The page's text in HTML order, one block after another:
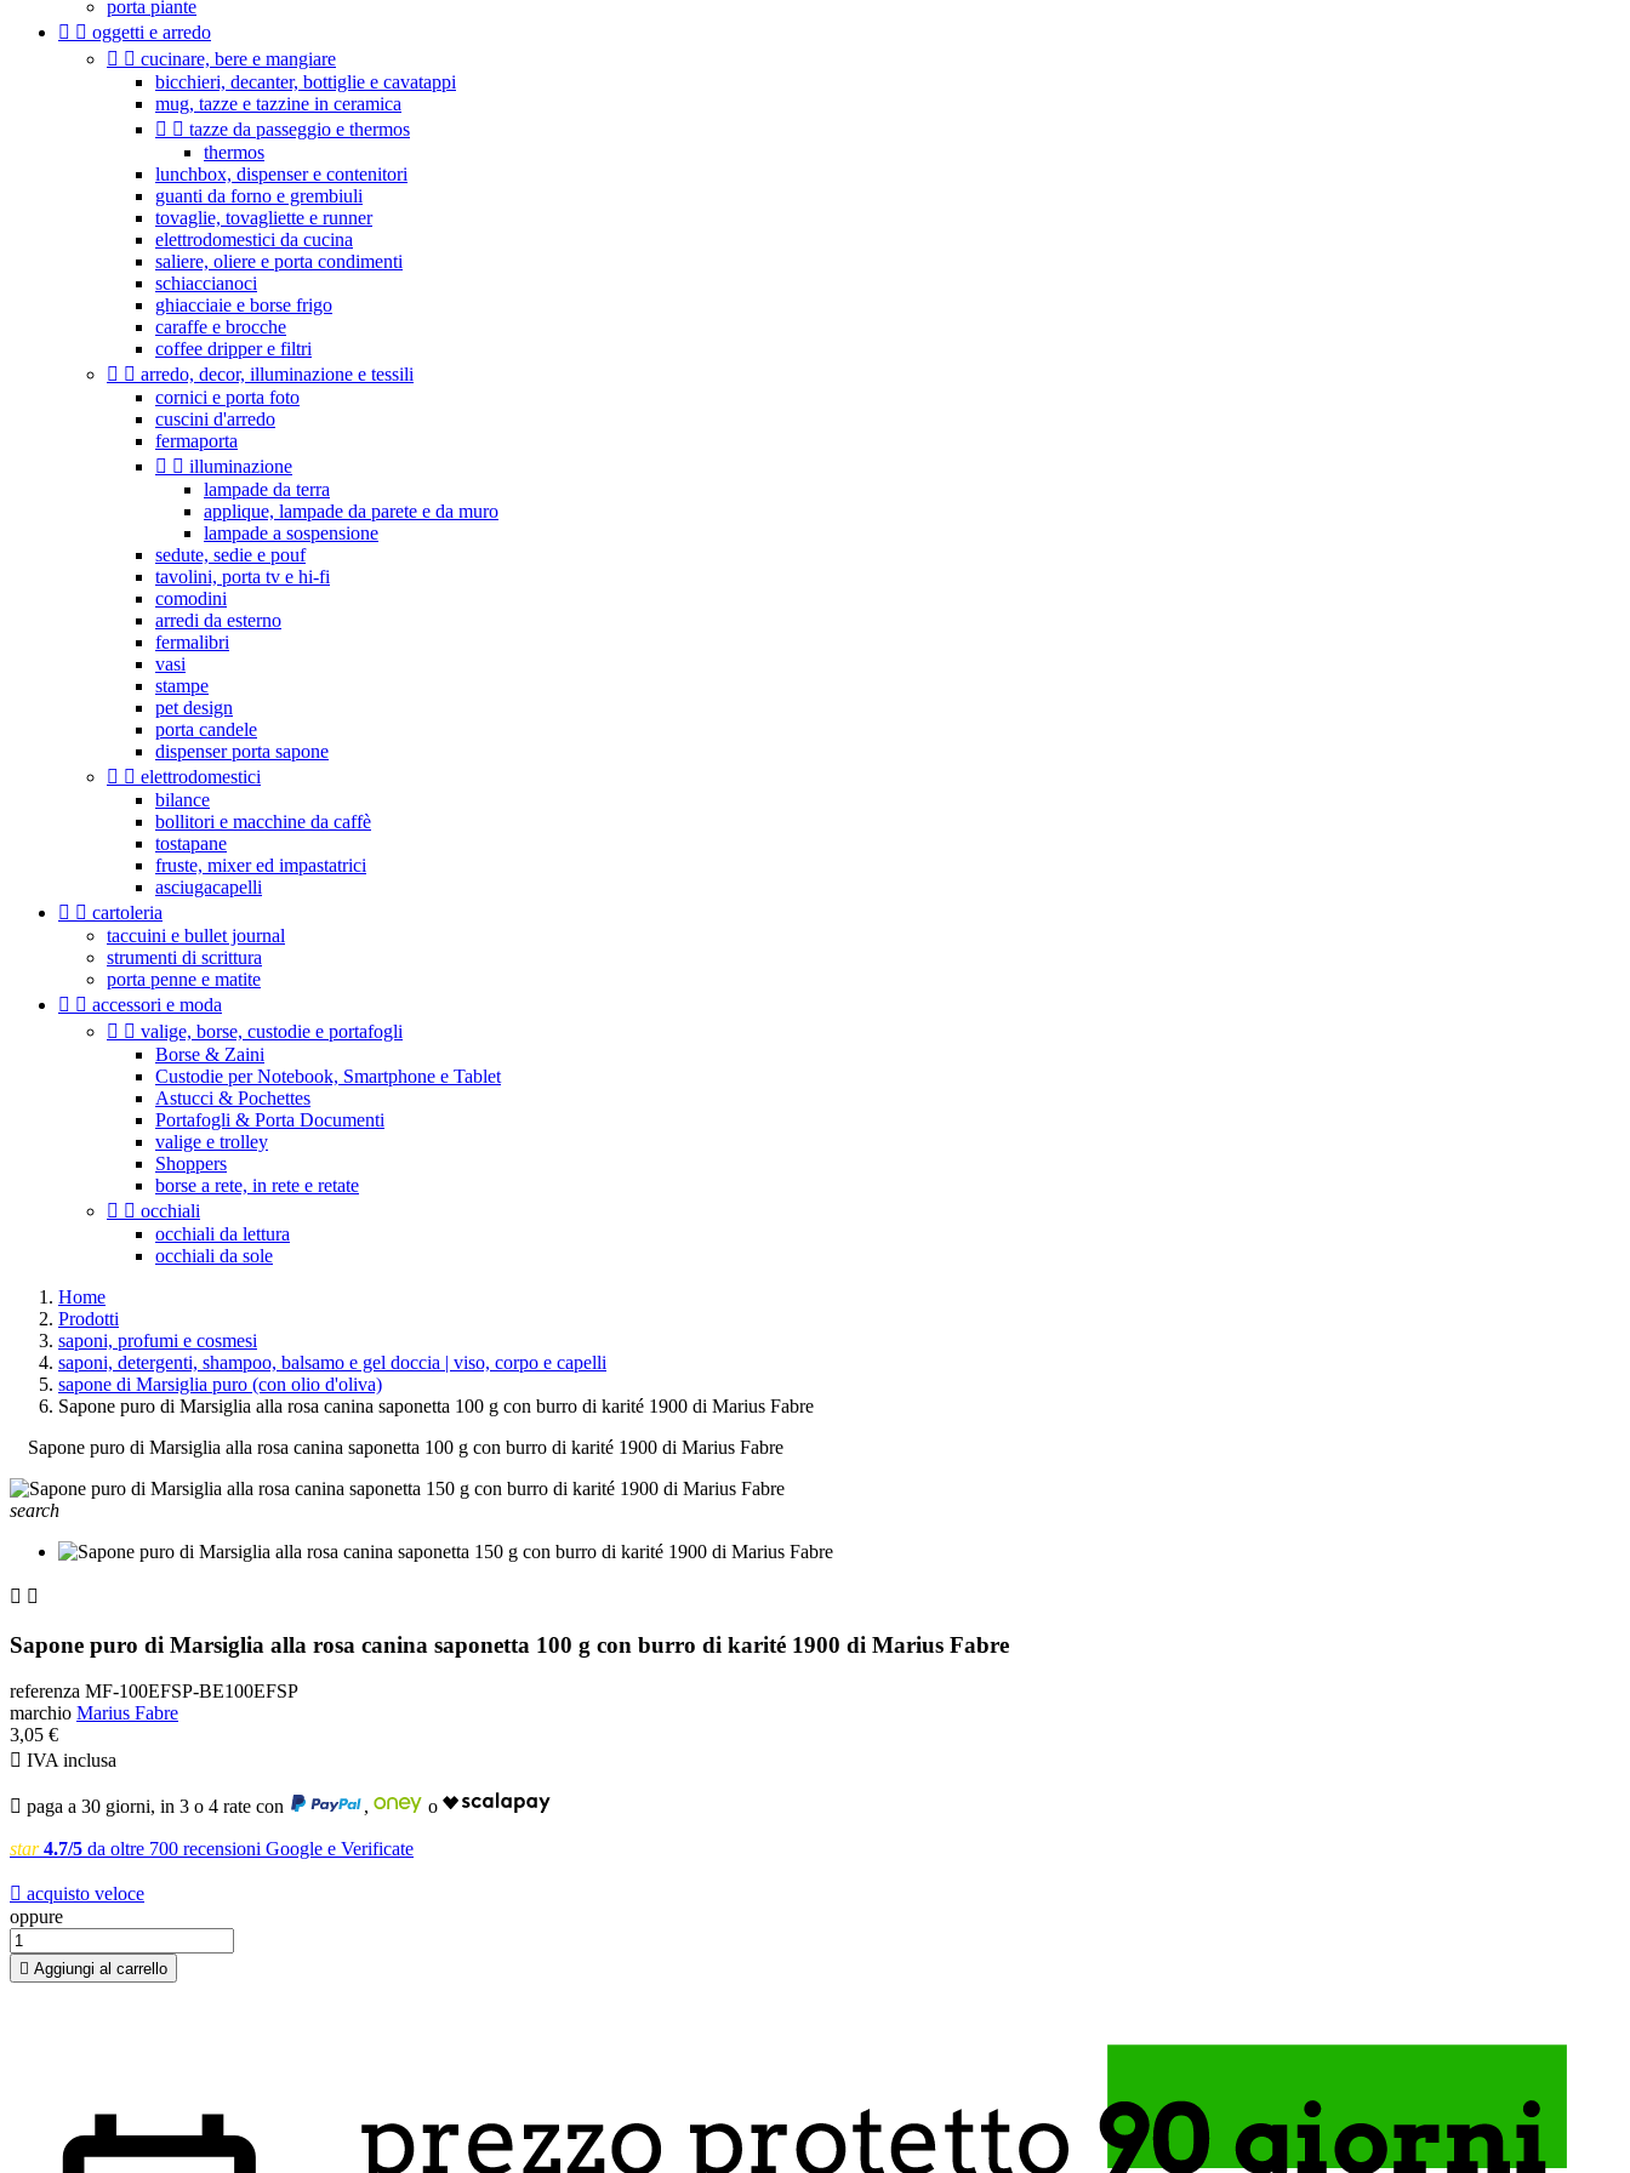
porta piante
  oggetti e arredo
  cucinare, bere e mangiare
bicchieri, decanter, bottiglie e cavatappi
mug, tazze e tazzine in ceramica
  tazze da passeggio e thermos
thermos
lunchbox, dispenser e contenitori
guanti da forno e grembiuli
tovaglie, tovagliette e runner
elettrodomestici da cucina
saliere, oliere e porta condimenti
schiaccianoci
ghiacciaie e borse frigo
caraffe e brocche
coffee dripper e filtri
  arredo, decor, illuminazione e tessili
cornici e porta foto
cuscini d'arredo
fermaporta
  illuminazione
lampade da terra
applique, lampade da parete e da muro
lampade a sospensione
sedute, sedie e pouf
tavolini, porta tv e hi-fi
comodini
arredi da esterno
fermalibri
vasi
stampe
pet design
porta candele
dispenser porta sapone
  elettrodomestici
bilance
bollitori e macchine da caffè
tostapane
fruste, mixer ed impastatrici
asciugacapelli
  cartoleria
taccuini e bullet journal
strumenti di scrittura
porta penne e matite
  accessori e moda
  valige, borse, custodie e portafogli
Borse & Zaini
Custodie per Notebook, Smartphone e Tablet
Astucci & Pochettes
Portafogli & Porta Documenti
valige e trolley
Shoppers
borse a rete, in rete e retate
  occhiali
occhiali da lettura
occhiali da sole
Home
Prodotti
saponi, profumi e cosmesi
saponi, detergenti, shampoo, balsamo e gel doccia | viso, corpo e capelli
sapone di Marsiglia puro (con olio d'oliva)
Sapone puro di Marsiglia alla rosa canina saponetta 100 g con burro di karité 1900 di Marius Fabre
Sapone puro di Marsiglia alla rosa canina saponetta 100 g con burro di karité 1900 di Marius Fabre
search
 
Sapone puro di Marsiglia alla rosa canina saponetta 100 g con burro di karité 1900 di Marius Fabre
referenza MF-100EFSP-BE100EFSP
marchio Marius Fabre
3,05 €
 IVA inclusa
 paga a 30 giorni, in 3 o 4 rate con , o
star 4.7/5 da oltre 700 recensioni Google e Verificate
 acquisto veloce
oppure
 Aggiungi al carrello